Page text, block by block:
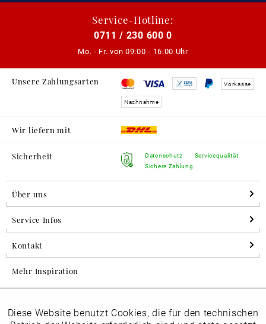
Service-Hotline:
0711 / 230 600 0
Mo. - Fr. von 09:00 - 16:00 Uhr
Unsere Zahlungsarten Vorkasse
Nachnahme
Wir liefern mit
Sicherheit
Datenschutz
Sichere Zahlung
Servicequalität
Über uns
Service Infos
Kontakt
Mehr Inspiration
Folgen Sie uns auf Instagram
Funktionale Aktiv
Diese Website benutzt Cookies, die für den technischen